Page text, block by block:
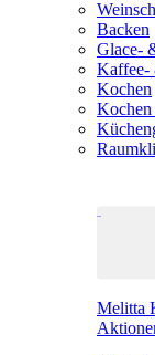
Backen
Glace-
Kaffee-
Kochen
Kochen
Melitta